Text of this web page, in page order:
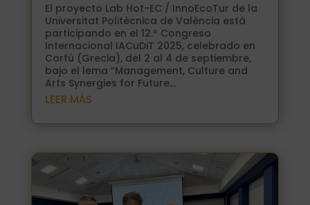
El proyecto Lab Hot-EC / InnoEcoTur de la
Universitat Politècnica de València está
participando en el 12.º Congreso
Internacional IACuDiT 2025, celebrado en
Corfú (Grecia), del 2 al 4 de septiembre,
bajo el lema “Management, Culture and
Arts Synergies for Future...
LEER MÁS